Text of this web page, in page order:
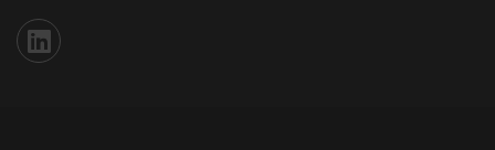
Iberinform en Linkedin